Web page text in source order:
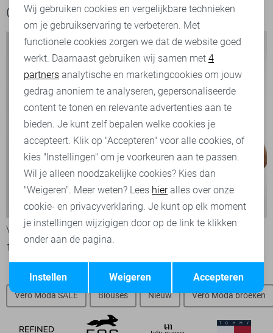
Ook het bekijken waard
-20%
Vero Moda T-shirt
19,95
-20%
Vero Moda T-shirt
Vero Moda SALE Blouses Nieuw Vero Moda broeken
Personalisatie cookies
Analytische cookies
Marketing cookies
Terug Opslaan
Wij gebruiken cookies en vergelijkbare technieken
om je gebruikservaring te verbeteren. Met
functionele cookies zorgen we dat de website goed
werkt. Daarnaast gebruiken wij samen met 4
partners analytische en marketingcookies om jouw
gedrag anoniem te analyseren, gepersonaliseerde
content te tonen en relevante advertenties aan te
bieden. Je kunt zelf bepalen welke cookies je
accepteert. Klik op "Accepteren" voor alle cookies, of
kies "Instellingen" om je voorkeuren aan te passen.
Wil je alleen noodzakelijke cookies? Kies dan
"Weigeren". Meer weten? Lees hieralles over onze
cookie- en privacyverklaring. Je kunt op elk moment
je instellingen wijzigigen door op de link te klikken
onder aan de pagina.
Accepteren
Weigeren
Instellen